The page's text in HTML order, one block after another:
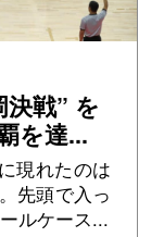
決戦” を
を達...
現れたのは
先頭で入っ
ルケース...